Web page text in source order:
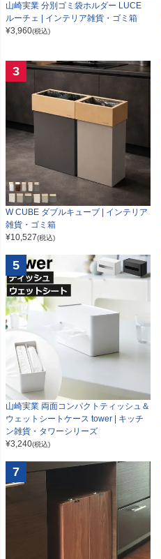
山崎実業 分別ゴミ袋ホルダー LUCE
ルーチェ | インテリア雑貨・ゴミ箱
¥3,960(税込)
3
W CUBE ダブルキューブ | インテリア
雑貨・ゴミ箱
¥10,527(税込)
5
山崎実業 両面コンパクトティッシュ＆
ウェットシートケース tower | キッチ
ン雑貨・タワーシリーズ
¥3,240(税込)
7